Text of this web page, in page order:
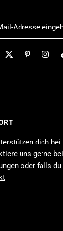
dich bei
uns gerne
oder falls